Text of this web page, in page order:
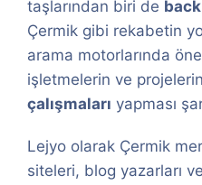
taşlarından biri de
Çermik gibi rekabetin
arama motorlarında
işletmelerin ve projelerin
çalışmaları yapması
Lejyo olarak Çermik
siteleri, blog yazarları